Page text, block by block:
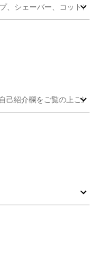
、シェーバー、コット
己紹介欄をご覧の上ご連